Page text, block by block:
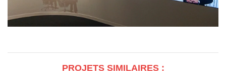
PROJETS SIMILAIRES :